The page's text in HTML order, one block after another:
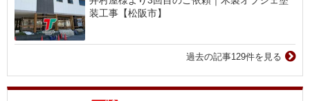
装工事【松阪市】
過去の記事129件を見る